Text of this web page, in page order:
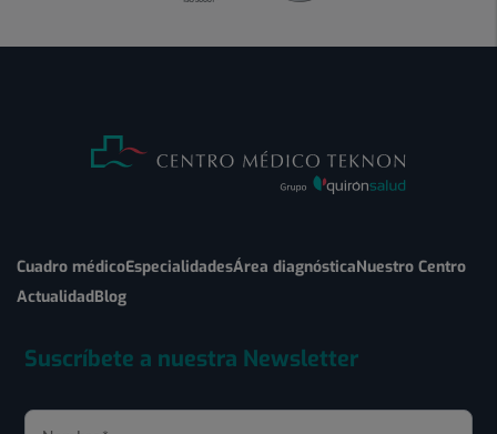
Cuadro médicoEspecialidadesÁrea diagnósticaNuestro Centro
ActualidadBlog
Suscríbete a nuestra Newsletter